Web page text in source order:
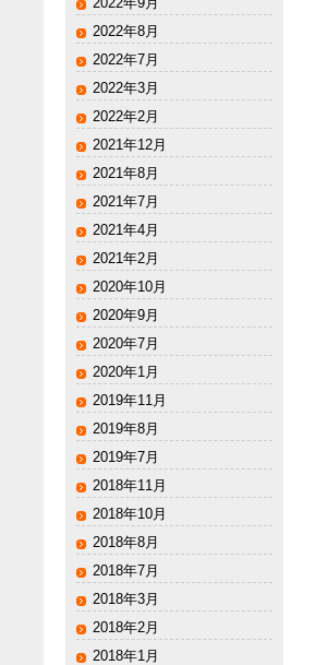
2022年8月
2022年7月
2022年3月
2022年2月
2021年12月
2021年8月
2021年7月
2021年4月
2021年2月
2020年10月
2020年9月
2020年7月
2020年1月
2019年11月
2019年8月
2019年7月
2018年11月
2018年10月
2018年8月
2018年7月
2018年3月
2018年2月
2018年1月